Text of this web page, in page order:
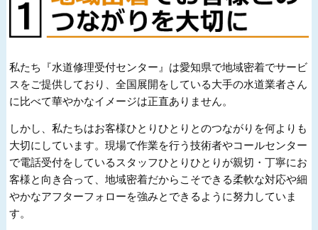
私たち『水道修理受付センター』は愛知県で地域密着でサービ
スをご提供しており、全国展開をしている大手の水道業者さん
に比べて華やかなイメージは正直ありません。
しかし、私たちはお客様ひとりひとりとのつながりを何よりも
大切にしています。現場で作業を行う技術者やコールセンター
で電話受付をしているスタッフひとりひとりが親切・丁寧にお
客様と向き合って、地域密着だからこそできる柔軟な対応や細
やかなアフターフォローを強みとできるように努力していま
す。